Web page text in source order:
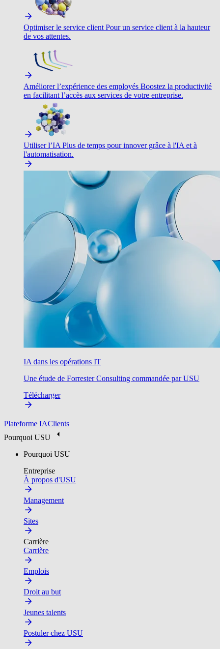
Optimiser le service client Pour un service client à la hauteur
de vos attentes.
Améliorer l’expérience des employés Boostez la productivité
en facilitant l’accès aux services de votre entreprise.
Utiliser l’IA Plus de temps pour innover grâce à l'IA et à
l'automatisation.
IA dans les opérations IT
Une étude de Forrester Consulting commandée par USU
Télécharger
Plateforme IAClients
Pourquoi USU
Pourquoi USU
Entreprise
À propos d'USU
Management
Sites
Carrière
Carrière
Emplois
Droit au but
Jeunes talents
Postuler chez USU